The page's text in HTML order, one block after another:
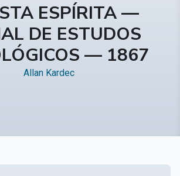
ESPÍRITA —
DE ESTUDOS
— 1867
Allan Kardec